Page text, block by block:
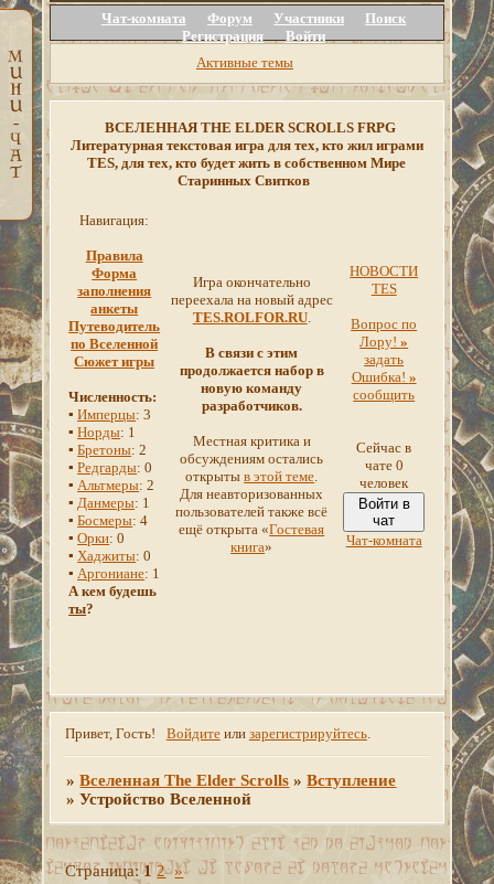
Чат-комната Форум Участники
Поиск
Регистрация
Войти
Активные темы
ВСЕЛЕННАЯ THE ELDER SCROLLS FRPG
Литературная текстовая игра для тех, кто жил играми
TES, для тех, кто будет жить в собственном Мире
Старинных Свитков
Навигация:
Правила
Форма
заполнения
анкеты
Путеводитель
по Вселенной
Сюжет игры
Численность:
▪Имперцы: 3
▪Норды: 1
▪Бретоны: 2
▪Редгарды: 0
▪Альтмеры: 2
▪Данмеры: 1
▪Босмеры: 4
▪Орки: 0
▪Хаджиты: 0
▪Аргониане: 1
А кем будешь
ты?
Игра окончательно
переехала на новый адрес
TES.ROLFOR.RU.
В связи с этим
продолжается набор в
новую команду
разработчиков.
Местная критика и
обсуждениям остались
открытыв этой теме.
Для неавторизованных
пользователей также всё
ещё открыта «Гостевая
книга»
НОВОСТИ
TES
Вопрос по
Лору!»
задать
Ошибка! »
сообщить
Сейчас в
чате 0
человек
Войти в
чат
Чат-комната
Привет, Гость! Войдитеили зарегистрируйтесь.
»Вселенная The Elder Scrolls »Вступление
»Устройство Вселенной
Страница:1 2 »